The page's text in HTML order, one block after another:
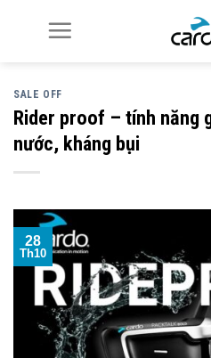
SALE OFF
Rider proof – tính năng
nước, kháng bụi
28
Th10